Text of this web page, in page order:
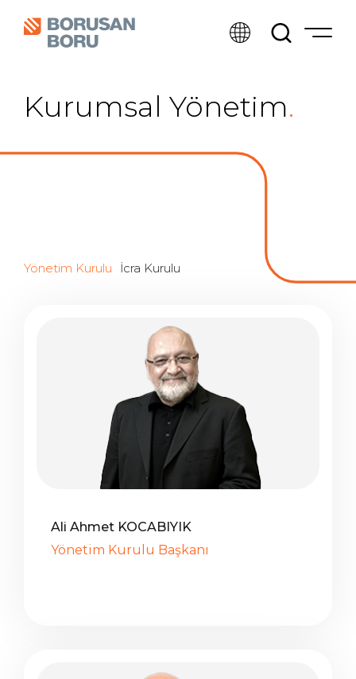
Kurumsal Yönetim.
Yönetim Kurulu İcra Kurulu
Ali Ahmet KOCABIYIK
Yönetim Kurulu Başkanı